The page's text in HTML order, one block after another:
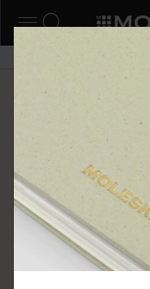
ナビゲーショ
検索 (キー
6,500円以
ーを閉じる
ショップ
アイ アム ザ シティ